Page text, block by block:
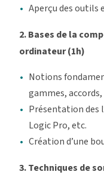
Aperçu des outils
2. Bases de la
ordinateur (1h)
Notions
gammes,
Présentation des
Logic Pro, etc.
Création d’une
3. Techniques de